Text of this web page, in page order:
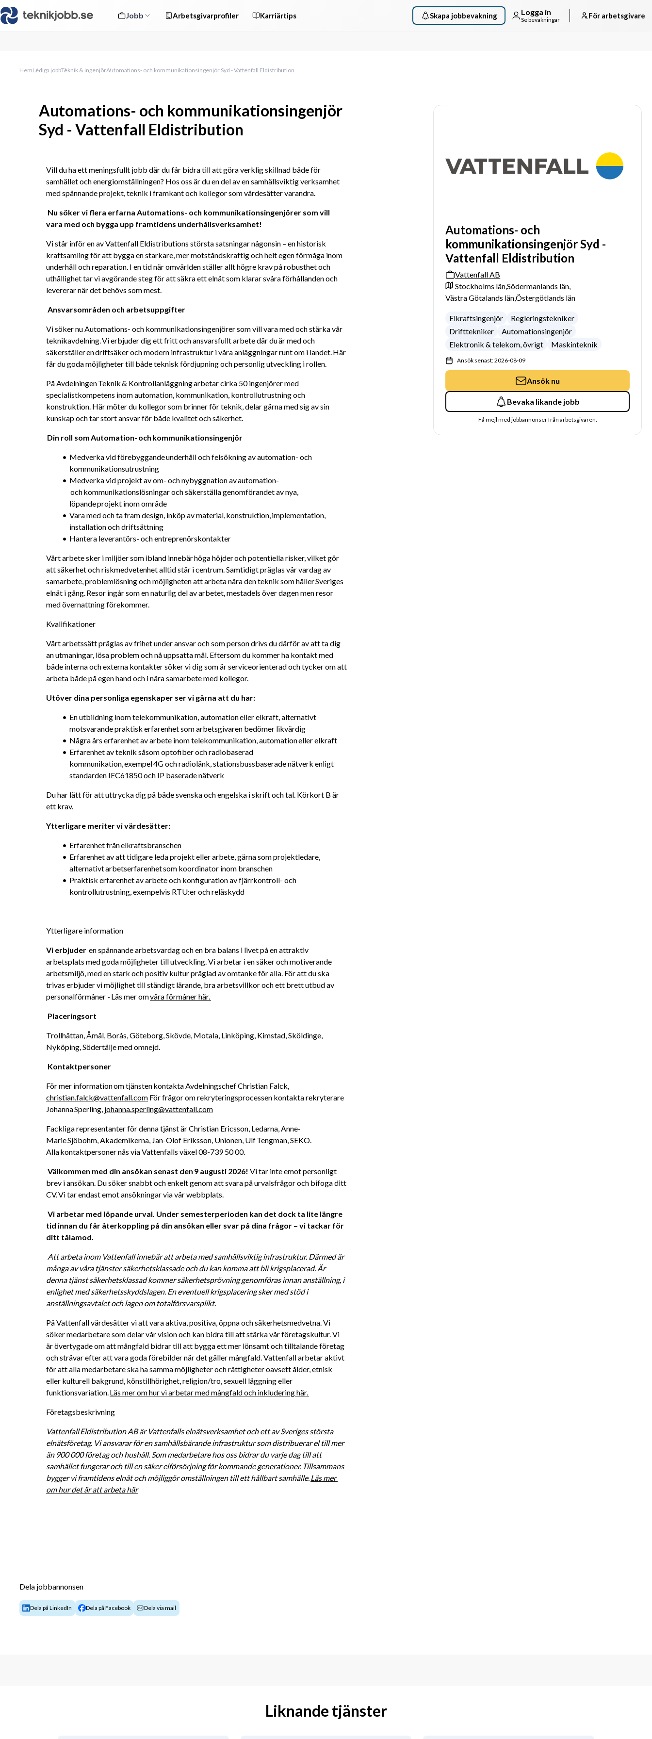
Jobb Arbetsgivarprofiler Karriärtips Skapa jobbevakning Logga in
Se bevakningar För arbetsgivare
HemLediga jobbTeknik & ingenjörAutomations- och kommunikationsingenjör Syd - Vattenfall Eldistribution
Automations- och kommunikationsingenjör
Syd - Vattenfall Eldistribution
Vill du ha ett meningsfullt jobb där du får bidra till att göra verklig skillnad både för
samhället och energiomställningen? Hos oss är du en del av en samhällsviktig verksamhet
med spännande projekt, teknik i framkant och kollegor som värdesätter varandra.
Nu söker vi flera erfarna Automations- och kommunikationsingenjörer som vill
vara med och bygga upp framtidens underhållsverksamhet!
Vi står inför en av Vattenfall Eldistributions största satsningar någonsin – en historisk
kraftsamling för att bygga en starkare, mer motståndskraftig och helt egen förmåga inom
underhåll och reparation. I en tid när omvärlden ställer allt högre krav på robusthet och
uthållighet tar vi avgörande steg för att säkra ett elnät som klarar svåra förhållanden och
levererar när det behövs som mest.
Ansvarsområden och arbetsuppgifter
Vi söker nu Automations- och kommunikationsingenjörer som vill vara med och stärka vår
teknikavdelning. Vi erbjuder dig ett fritt och ansvarsfullt arbete där du är med och
säkerställer en driftsäker och modern infrastruktur i våra anläggningar runt om i landet. Här
får du goda möjligheter till både teknisk fördjupning och personlig utveckling i rollen.
På Avdelningen Teknik & Kontrollanläggning arbetar cirka 50 ingenjörer med
specialistkompetens inom automation, kommunikation, kontrollutrustning och
konstruktion. Här möter du kollegor som brinner för teknik, delar gärna med sig av sin
kunskap och tar stort ansvar för både kvalitet och säkerhet.
Din roll som Automation- och kommunikationsingenjör
Medverka vid förebyggande underhåll och felsökning av automation- och
kommunikationsutrustning
Medverka vid projekt av om- och nybyggnation av automation-
och kommunikationslösningar och säkerställa genomförandet av nya,
löpande projekt inom område
Vara med och ta fram design, inköp av material, konstruktion, implementation,
installation och driftsättning
Hantera leverantörs- och entreprenörskontakter
Vårt arbete sker i miljöer som ibland innebär höga höjder och potentiella risker, vilket gör
att säkerhet och riskmedvetenhet alltid står i centrum. Samtidigt präglas vår vardag av
samarbete, problemlösning och möjligheten att arbeta nära den teknik som håller Sveriges
elnät i gång. Resor ingår som en naturlig del av arbetet, mestadels över dagen men resor
med övernattning förekommer.
Kvalifikationer
Vårt arbetssätt präglas av frihet under ansvar och som person drivs du därför av att ta dig
an utmaningar, lösa problem och nå uppsatta mål. Eftersom du kommer ha kontakt med
både interna och externa kontakter söker vi dig som är serviceorienterad och tycker om att
arbeta både på egen hand och i nära samarbete med kollegor.
Utöver dina personliga egenskaper ser vi gärna att du har:
En utbildning inom telekommunikation, automation eller elkraft, alternativt
motsvarande praktisk erfarenhet som arbetsgivaren bedömer likvärdig
Några års erfarenhet av arbete inom telekommunikation, automation eller elkraft
Erfarenhet av teknik såsom optofiber och radiobaserad
kommunikation, exempel 4G och radiolänk, stationsbussbaserade nätverk enligt
standarden IEC61850 och IP baserade nätverk
Du har lätt för att uttrycka dig på både svenska och engelska i skrift och tal. Körkort B är
ett krav.
Ytterligare meriter vi värdesätter:
Erfarenhet från elkraftsbranschen
Erfarenhet av att tidigare leda projekt eller arbete, gärna som projektledare,
alternativt arbetserfarenhet som koordinator inom branschen
Praktisk erfarenhet av arbete och konfiguration av fjärrkontroll- och
kontrollutrustning, exempelvis RTU:er och reläskydd
Ytterligare information
Vi erbjuder en spännande arbetsvardag och en bra balans i livet på en attraktiv
arbetsplats med goda möjligheter till utveckling. Vi arbetar i en säker och motiverande
arbetsmiljö, med en stark och positiv kultur präglad av omtanke för alla. För att du ska
trivas erbjuder vi möjlighet till ständigt lärande, bra arbetsvillkor och ett brett utbud av
personalförmåner - Läs mer om våra förmåner här.
Placeringsort
Trollhättan, Åmål, Borås, Göteborg, Skövde, Motala, Linköping, Kimstad, Sköldinge,
Nyköping, Södertälje med omnejd.
Kontaktpersoner
christian.falck@vattenfall.com För frågor om rekryteringsprocessen kontakta rekryterare
Johanna Sperling, johanna.sperling@vattenfall.com
Fackliga representanter för denna tjänst är Christian Ericsson, Ledarna, Anne-
Marie Sjöbohm, Akademikerna, Jan-Olof Eriksson, Unionen, Ulf Tengman, SEKO.
Alla kontaktpersoner nås via Vattenfalls växel 08-739 50 00.
Välkommen med din ansökan senast den 9 augusti 2026! Vi tar inte emot personligt
brev i ansökan. Du söker snabbt och enkelt genom att svara på urvalsfrågor och bifoga ditt
CV. Vi tar endast emot ansökningar via vår webbplats.
Vi arbetar med löpande urval. Under semesterperioden kan det dock ta lite längre
tid innan du får återkoppling på din ansökan eller svar på dina frågor – vi tackar för
ditt tålamod.
Att arbeta inom Vattenfall innebär att arbeta med samhällsviktig infrastruktur. Därmed är
många av våra tjänster säkerhetsklassade och du kan komma att bli krigsplacerad. Är
denna tjänst säkerhetsklassad kommer säkerhetsprövning genomföras innan anställning, i
enlighet med säkerhetsskyddslagen. En eventuell krigsplacering sker med stöd i
anställningsavtalet och lagen om totalförsvarsplikt.
På Vattenfall värdesätter vi att vara aktiva, positiva, öppna och säkerhetsmedvetna. Vi
söker medarbetare som delar vår vision och kan bidra till att stärka vår företagskultur. Vi
är övertygade om att mångfald bidrar till att bygga ett mer lönsamt och tilltalande företag
och strävar efter att vara goda förebilder när det gäller mångfald. Vattenfall arbetar aktivt
för att alla medarbetare ska ha samma möjligheter och rättigheter oavsett ålder, etnisk
eller kulturell bakgrund, könstillhörighet, religion/tro, sexuell läggning eller
funktionsvariation. Läs mer om hur vi arbetar med mångfald och inkludering här.
Företagsbeskrivning
Vattenfall Eldistribution AB är Vattenfalls elnätsverksamhet och ett av Sveriges största
elnätsföretag. Vi ansvarar för en samhällsbärande infrastruktur som distribuerar el till mer
än 900 000 företag och hushåll. Som medarbetare hos oss bidrar du varje dag till att
samhället fungerar och till en säker elförsörjning för kommande generationer. Tillsammans
bygger vi framtidens elnät och möjliggör omställningen till ett hållbart samhälle. Läs mer
om hur det är att arbeta här
Automations- och
kommunikationsingenjör Syd -
Vattenfall Eldistribution
Vattenfall AB
Stockholms län,Södermanlands län,
Västra Götalands län,Östergötlands län
Elkraftsingenjör
Regleringstekniker
Drifttekniker
Automationsingenjör
Elektronik & telekom, övrigt
Maskinteknik
Ansök senast: 2026-08-09
Ansök nu
Bevaka likande jobb
Få mejl med jobbannonser från arbetsgivaren.
Dela jobbannonsen
Dela på LinkedIn Dela på Facebook Dela via mail
Liknande tjänster